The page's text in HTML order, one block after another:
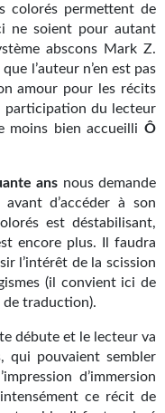
colorés permettent de
ne soient pour autant
abscons Mark Z.
l’auteur n’en est pas
amour pour les récits
participation du lecteur
moins bien accueilliÔ
ans nous demande
d’accéder à son
est déstabilisant,
encore plus. Il faudra
l’intérêt de la scission
(il convient ici de
traduction).
débute et le lecteur va
qui pouvaient sembler
d’immersion
ce récit de